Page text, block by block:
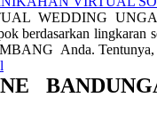
WEDDING
berdasarkan lingkaran
Anda. Tentunya,